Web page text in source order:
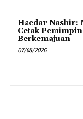
Haedar Nashir:
Cetak
Berkemajuan
07/08/2026